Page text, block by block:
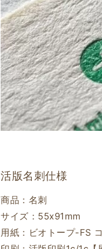
活版名刺仕様
商品：名刺
サイズ：55x91mm
用紙：ビオトープ-FS